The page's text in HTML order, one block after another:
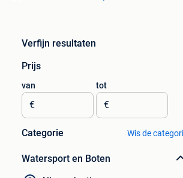
Verfijn resultaten
Prijs
van
€
tot
€
Categorie Wis de
Watersport en Boten